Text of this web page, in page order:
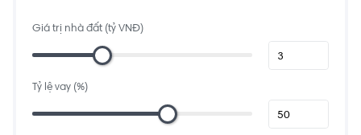
Chợ Bình Triệu
13 QL13, Hiệp Bình Chánh, Thủ Đức, Thành phố Hồ Chí Minh, Việt Nam
1.8 km
1147 Bình Quới, Phường 28, Bình Thạnh, Thành phố Hồ Chí Minh, Việt Nam
1.4 km
Giá trị nhà đất (tỷ VNĐ)
Tỷ lệ vay (%)